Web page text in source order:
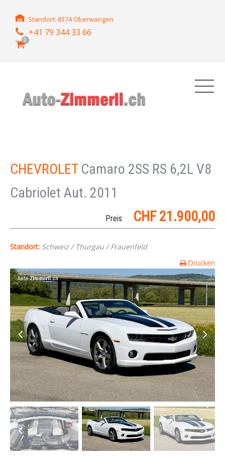
Standort: 8374 Oberwangen
+41 79 344 33 66
0
CHEVROLET Camaro 2SS RS 6,2L V8
Cabriolet Aut. 2011
Preis: CHF 21.900,00
Standort: Schweiz / Thurgau / Frauenfeld
Drucken